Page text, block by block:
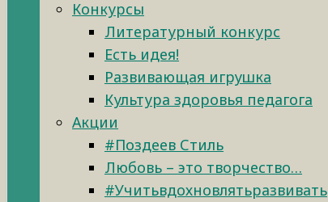
Конкурсы
Литературный конкурс
Есть идея!
Развивающая игрушка
Культура здоровья педагога
Акции
#Поздеев Стиль
Любовь – это творчество…
#Учитьвдохновлятьразвивать